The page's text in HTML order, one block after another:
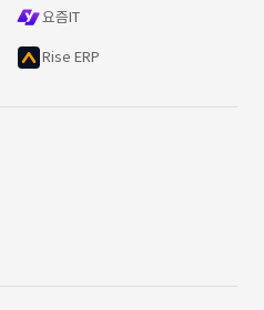
요즘IT
Rise ERP